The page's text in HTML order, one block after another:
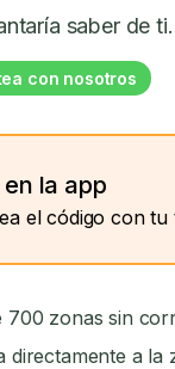
saber de
con nosotros
la app
el código con
700 zonas sin
directamente a la